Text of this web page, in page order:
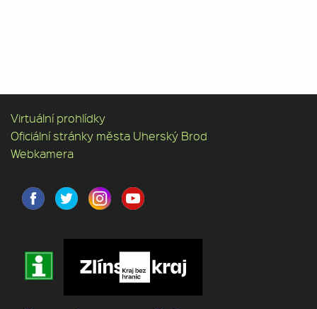
Virtuální prohlídky
Oficiální stránky města Uherský Brod
Webkamera